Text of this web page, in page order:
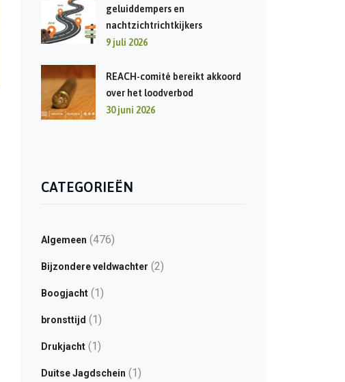
geluiddempers en
nachtzichtrichtkijkers
9 juli 2026
REACH-comité bereikt akkoord
over het loodverbod
30 juni 2026
CATEGORIEËN
Algemeen (476)
Bijzondere veldwachter (2)
Boogjacht(1)
bronsttijd (1)
Drukjacht(1)
Duitse Jagdschein (1)